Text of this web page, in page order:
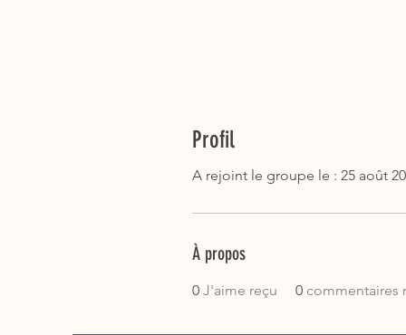
Profil
A rejoint le groupe le : 25 août
À propos
0 J'aime reçu 0 commentaires